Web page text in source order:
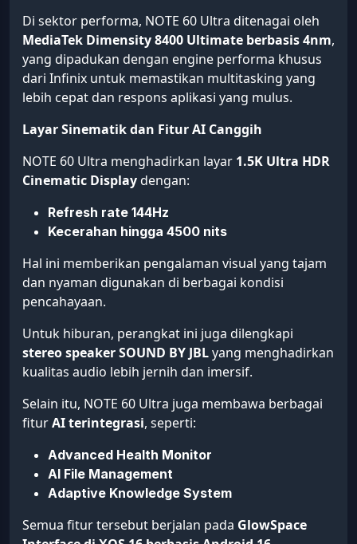
Di sektor performa, NOTE 60 Ultra ditenagai oleh
MediaTek Dimensity 8400 Ultimate berbasis 4nm,
yang dipadukan dengan engine performa khusus
dari Infinix untuk memastikan multitasking yang
lebih cepat dan respons aplikasi yang mulus.
Layar Sinematik dan Fitur AI Canggih
NOTE 60 Ultra menghadirkan layar 1.5K Ultra HDR
Cinematic Displaydengan:
Refresh rate 144Hz
Kecerahan hingga 4500 nits
Hal ini memberikan pengalaman visual yang tajam
dan nyaman digunakan di berbagai kondisi
pencahayaan.
Untuk hiburan, perangkat ini juga dilengkapi
stereo speaker SOUND BY JBLyang menghadirkan
kualitas audio lebih jernih dan imersif.
Selain itu, NOTE 60 Ultra juga membawa berbagai
fiturAI terintegrasi, seperti:
Advanced Health Monitor
AI File Management
Adaptive Knowledge System
Semua fitur tersebut berjalan pada GlowSpace